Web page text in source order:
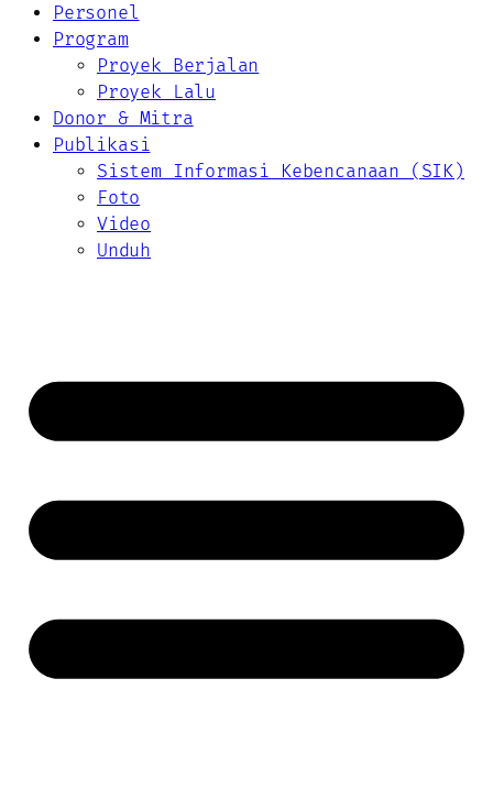
Personel
Program
Proyek Berjalan
Proyek Lalu
Donor & Mitra
Publikasi
Sistem Informasi Kebencanaan (SIK)
Foto
Video
Unduh